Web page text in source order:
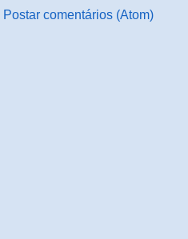
Postar comentários (Atom)